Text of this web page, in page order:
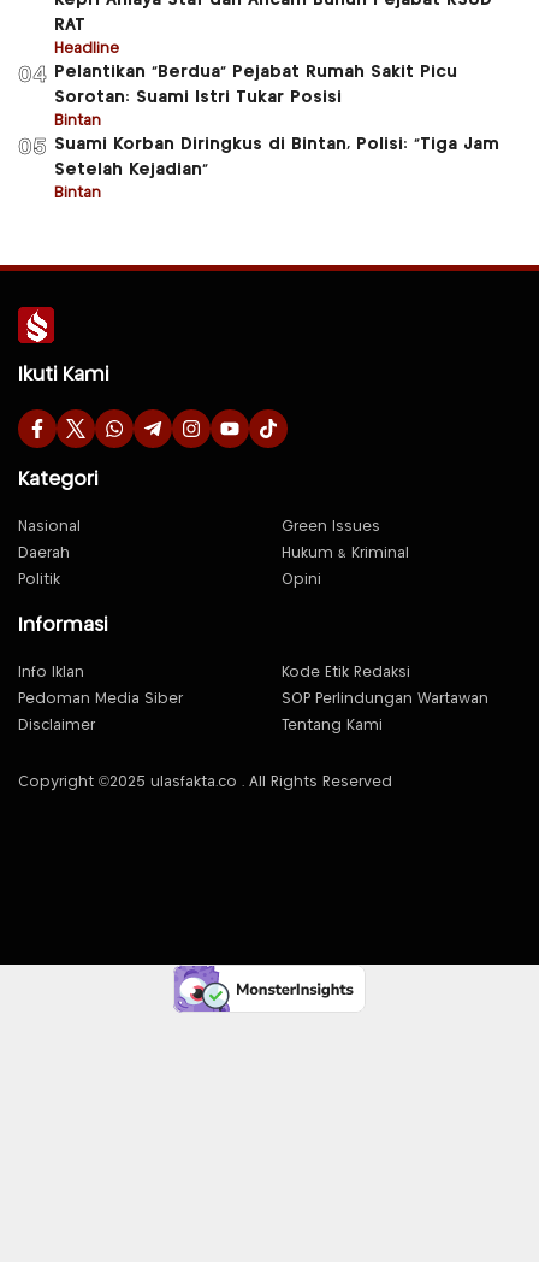
RAT
Headline
04
Pelantikan “Berdua” Pejabat Rumah Sakit Picu
Sorotan: Suami Istri Tukar Posisi
Bintan
05 Suami Korban Diringkus di Bintan, Polisi: “Tiga Jam
Setelah Kejadian”
Bintan
Ikuti Kami
Kategori
Nasional
Green Issues
Daerah
Hukum & Kriminal
Politik
Opini
Informasi
Info Iklan
Kode Etik Redaksi
Pedoman Media Siber
SOP Perlindungan Wartawan
Disclaimer
Tentang Kami
Copyright ©2025 ulasfakta.co . All Rights Reserved